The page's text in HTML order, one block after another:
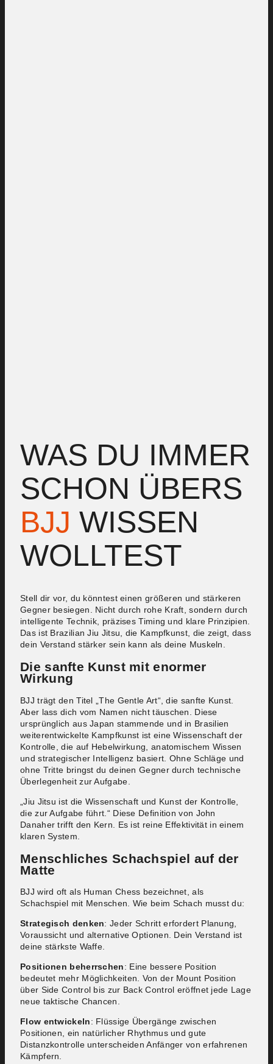
WAS DU IMMER
SCHON ÜBERS
BJJ WISSEN
WOLLTEST
Stell dir vor, du könntest einen größeren und stärkeren
Gegner besiegen. Nicht durch rohe Kraft, sondern durch
intelligente Technik, präzises Timing und klare Prinzipien.
Das ist Brazilian Jiu Jitsu, die Kampfkunst, die zeigt, dass
dein Verstand stärker sein kann als deine Muskeln.
Die sanfte Kunst mit enormer
Wirkung
BJJ trägt den Titel „The Gentle Art“, die sanfte Kunst.
Aber lass dich vom Namen nicht täuschen. Diese
ursprünglich aus Japan stammende und in Brasilien
weiterentwickelte Kampfkunst ist eine Wissenschaft der
Kontrolle, die auf Hebelwirkung, anatomischem Wissen
und strategischer Intelligenz basiert. Ohne Schläge und
ohne Tritte bringst du deinen Gegner durch technische
Überlegenheit zur Aufgabe.
„Jiu Jitsu ist die Wissenschaft und Kunst der Kontrolle,
die zur Aufgabe führt.“ Diese Definition von John
Danaher trifft den Kern. Es ist reine Effektivität in einem
klaren System.
Menschliches Schachspiel auf der
Matte
BJJ wird oft als Human Chess bezeichnet, als
Schachspiel mit Menschen. Wie beim Schach musst du:
Strategisch denken: Jeder Schritt erfordert Planung,
Voraussicht und alternative Optionen. Dein Verstand ist
deine stärkste Waffe.
Positionen beherrschen: Eine bessere Position
bedeutet mehr Möglichkeiten. Von der Mount Position
über Side Control bis zur Back Control eröffnet jede Lage
neue taktische Chancen.
Flow entwickeln: Flüssige Übergänge zwischen
Positionen, ein natürlicher Rhythmus und gute
Distanzkontrolle unterscheiden Anfänger von erfahrenen
Kämpfern.